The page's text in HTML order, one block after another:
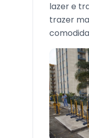
lazer e
trazer